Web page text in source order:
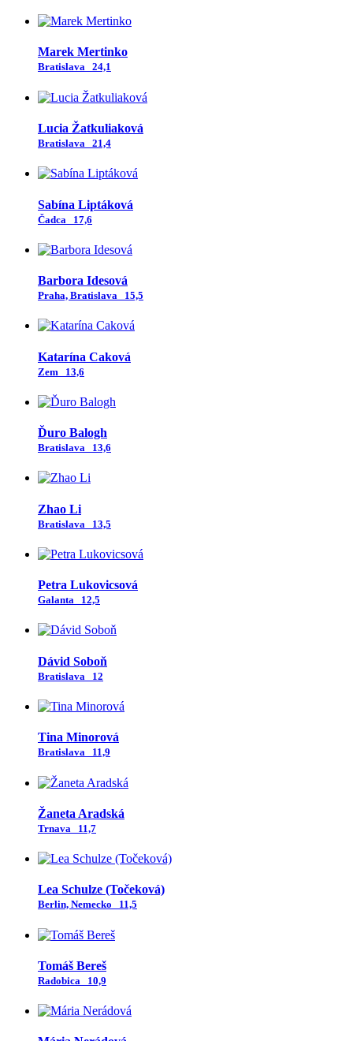
Marek Mertinko
Bratislava 24,1
Lucia Žatkuliaková
Bratislava 21,4
Sabína Liptáková
Čadca 17,6
Barbora Idesová
Praha, Bratislava 15,5
Katarína Caková
Zem 13,6
Ďuro Balogh
Bratislava 13,6
Zhao Li
Bratislava 13,5
Petra Lukovicsová
Galanta 12,5
Dávid Soboň
Bratislava 12
Tina Minorová
Bratislava 11,9
Žaneta Aradská
Trnava 11,7
Lea Schulze (Točeková)
Berlin, Nemecko 11,5
Tomáš Bereš
Radobica 10,9